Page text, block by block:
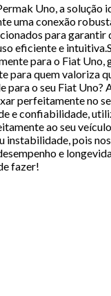
Uno, a solução
uma conexão
para
eficiente e
para o Fiat Uno,
quem valoriza
o seu Fiat
perfeitamente no
e confiabilidade,
ao seu
pois
e
fazer!